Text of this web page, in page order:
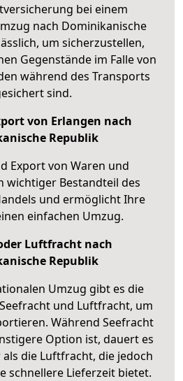
bei einem
nach Dominikanische
um sicherzustellen,
Gegenstände im Falle von
während des Transports
sind.
von Erlangen nach
Republik
Export von Waren und
wichtiger Bestandteil des
und ermöglicht Ihre
einfachen Umzug.
Luftfracht nach
Republik
Umzug gibt es die
und Luftfracht, um
Während Seefracht
Option ist, dauert es
die Luftfracht, die jedoch
schnellere Lieferzeit bietet.